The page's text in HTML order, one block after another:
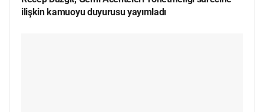
ilişkin kamuoyu duyurusu yayımladı